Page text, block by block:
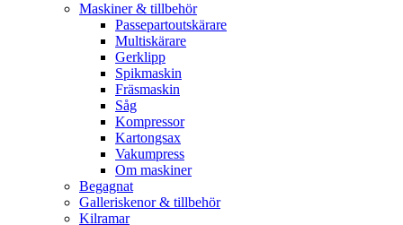
Maskiner & tillbehör
Passepartoutskärare
Multiskärare
Gerklipp
Spikmaskin
Fräsmaskin
Såg
Kompressor
Kartongsax
Vakumpress
Om maskiner
Begagnat
Galleriskenor & tillbehör
Kilramar